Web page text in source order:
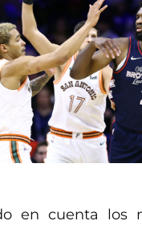
en cuenta los